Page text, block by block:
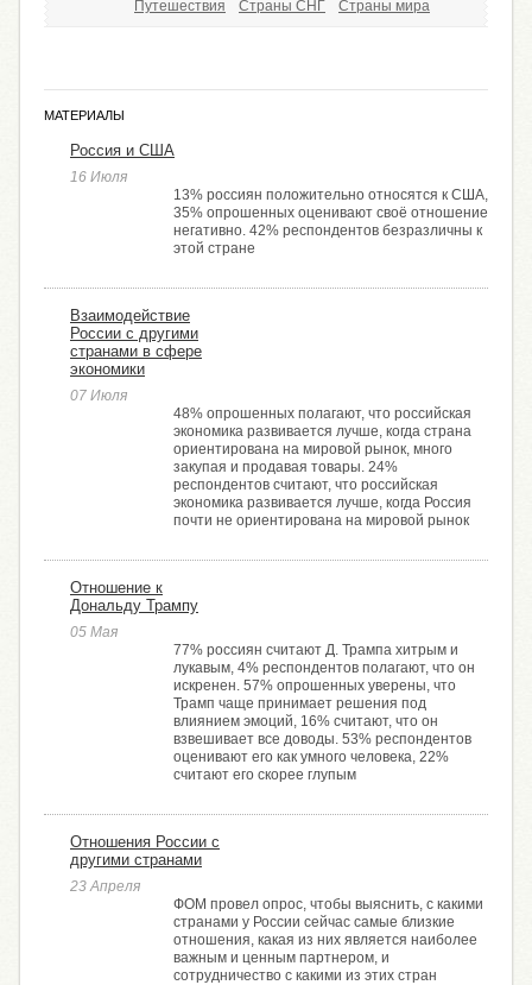
Путешествия
Страны СНГ Страны мира
МАТЕРИАЛЫ
Россия и США
16 Июля
13% россиян положительно относятся к США,
35% опрошенных оценивают своё отношение
негативно. 42% респондентов безразличны к
этой стране
Взаимодействие
России с другими
странами в сфере
экономики
07 Июля
48% опрошенных полагают, что российская
экономика развивается лучше, когда страна
ориентирована на мировой рынок, много
закупая и продавая товары. 24%
респондентов считают, что российская
экономика развивается лучше, когда Россия
почти не ориентирована на мировой рынок
Отношение к
Дональду Трампу
05 Мая
77% россиян считают Д. Трампа хитрым и
лукавым, 4% респондентов полагают, что он
искренен. 57% опрошенных уверены, что
Трамп чаще принимает решения под
влиянием эмоций, 16% считают, что он
взвешивает все доводы. 53% респондентов
оценивают его как умного человека, 22%
считают его скорее глупым
Отношения России с
другими странами
23 Апреля
ФОМ провел опрос, чтобы выяснить, с какими
странами у России сейчас самые близкие
отношения, какая из них является наиболее
важным и ценным партнером, и
сотрудничество с какими из этих стран